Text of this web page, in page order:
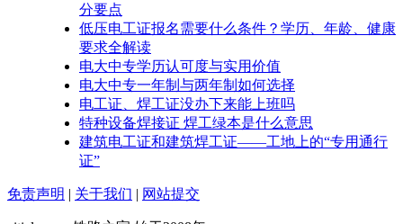
分要点
低压电工证报名需要什么条件？学历、年龄、健康
要求全解读
电大中专学历认可度与实用价值
电大中专一年制与两年制如何选择
电工证、焊工证没办下来能上班吗
特种设备焊接证 焊工绿本是什么意思
建筑电工证和建筑焊工证——工地上的“专用通行
证”
免责声明 | 关于我们 | 网站提交